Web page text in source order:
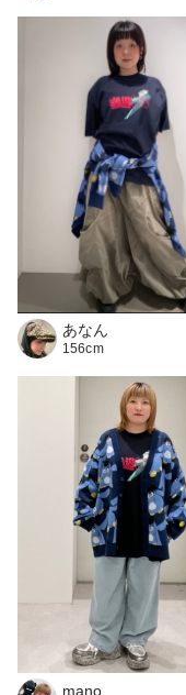
あなん
156cm
mano